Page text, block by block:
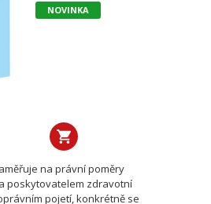
NOVINKA
na právní poměry
poskytovatelem zdravotní
pojetí, konkrétně se